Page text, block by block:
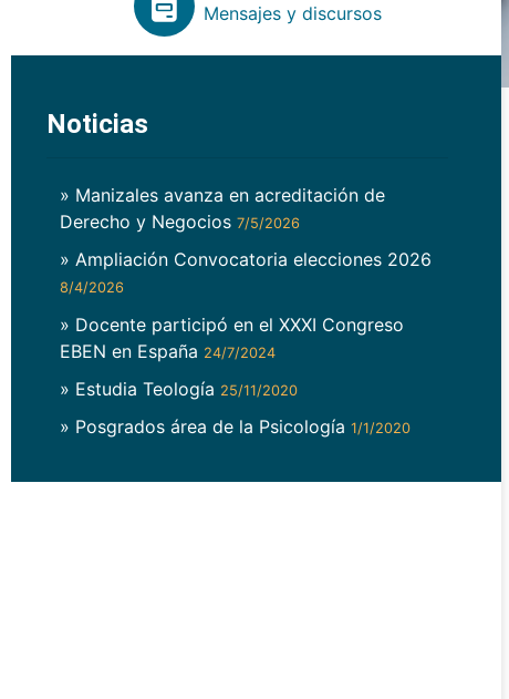
Mensajes y discursos
Noticias
» Manizales avanza en acreditación de
Derecho y Negocios 7/5/2026
» Ampliación Convocatoria elecciones 2026
8/4/2026
» Docente participó en el XXXI Congreso
EBEN en España 24/7/2024
» Estudia Teología 25/11/2020
» Posgrados área de la Psicología 1/1/2020